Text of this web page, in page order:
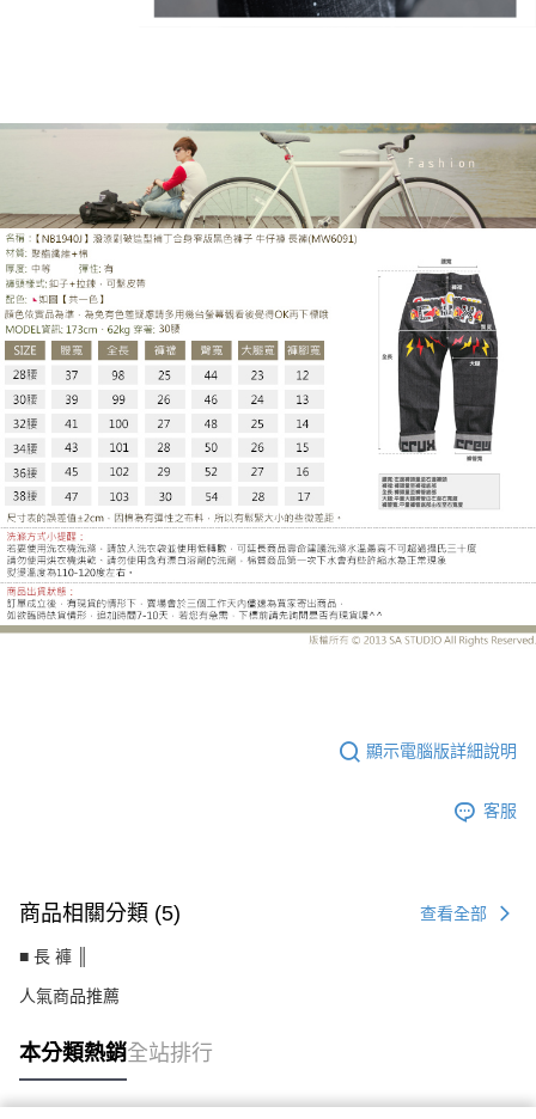
顯示電腦版詳細說明
客服
商品相關分類 (5) 查看全部
■ 長 褲 ║
人氣商品推薦
本分類熱銷全站排行